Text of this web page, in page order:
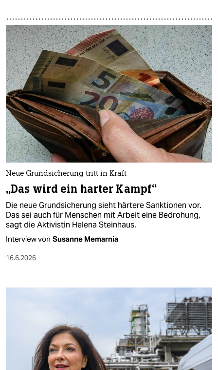
Neue Grundsicherung tritt in Kraft
„Das wird ein harter Kampf“
Die neue Grundsicherung sieht härtere Sanktionen vor.
Das sei auch für Menschen mit Arbeit eine Bedrohung,
sagt die Aktivistin Helena Steinhaus.
Interview von Susanne Memarnia
16.6.2026